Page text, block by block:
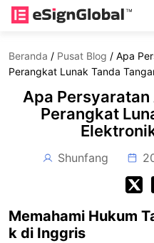
Beranda / Pusat Blog / Apa
Perangkat Lunak Tanda
Apa
Perangkat
Shunfang
Memahami Hukum
k di Inggris